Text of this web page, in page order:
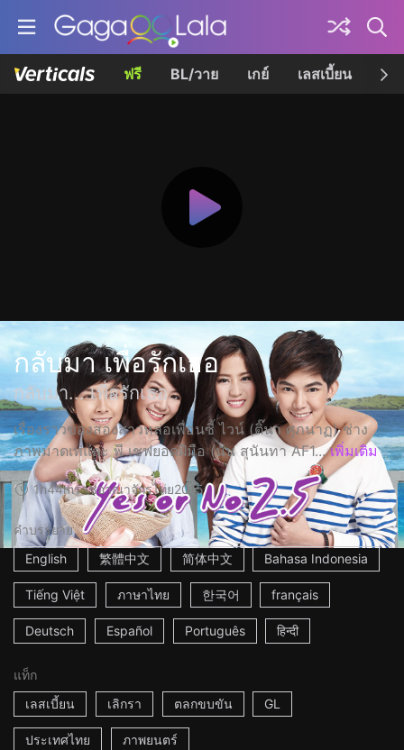
ฟรี BL/วาย เกย์ เลสเบี้ยน เค
กลับมา เพื่อรักเธอ
กลับมา... เพื่อรักเธอ
เรื่องราวของสองสาวหล่อเพื่อนซี้ ไวน์ (ติ๊นา ศุภนาฏ) ช่าง
ภาพมาดเท่และ พี เชฟยอดฝีมือ (นัน สุนันทา AF1... เพิ่มเติม
1h44mราชอาณาจักรไทย2015
คำบรรยาย
English
繁體中文 简体中文 Bahasa Indonesia
Tiếng Việt ภาษาไทย 한국어 français
Deutsch Español Português हिन्दी
แท็ก
เลสเบี้ยน
เลิกรา ตลกขบขัน GL
ประเทศไทย ภาพยนตร์